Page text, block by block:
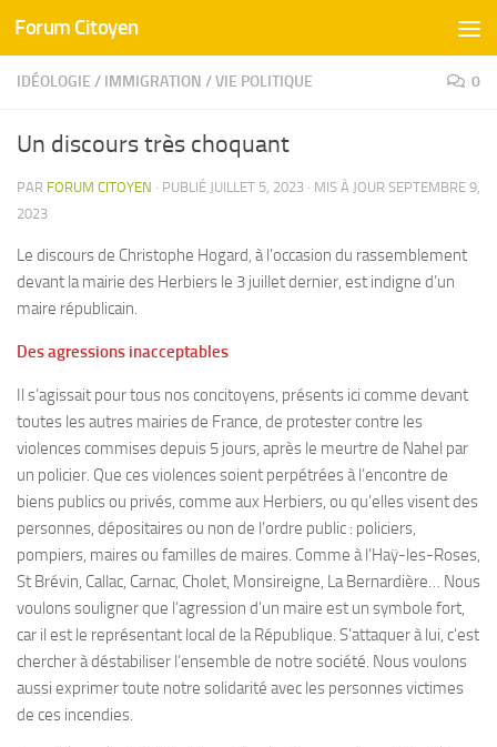
Skip to content
Forum Citoyen
IDÉOLOGIE / IMMIGRATION /VIE POLITIQUE 0
Un discours très choquant
PAR FORUM CITOYEN · PUBLIÉ JUILLET 5, 2023 · MIS À JOUR SEPTEMBRE 9,
2023
Le discours de Christophe Hogard, à l’occasion du rassemblement
devant la mairie des Herbiers le 3 juillet dernier, est indigne d’un
maire républicain.
Des agressions inacceptables
Il s’agissait pour tous nos concitoyens, présents ici comme devant
toutes les autres mairies de France, de protester contre les
violences commises depuis 5 jours, après le meurtre de Nahel par
un policier. Que ces violences soient perpétrées à l’encontre de
biens publics ou privés, comme aux Herbiers, ou qu’elles visent des
personnes, dépositaires ou non de l’ordre public : policiers,
pompiers, maires ou familles de maires. Comme à l’Haÿ-les-Roses,
St Brévin, Callac, Carnac, Cholet, Monsireigne, La Bernardière… Nous
voulons souligner que l’agression d’un maire est un symbole fort,
car il est le représentant local de la République. S’attaquer à lui, c’est
chercher à déstabiliser l’ensemble de notre société. Nous voulons
aussi exprimer toute notre solidarité avec les personnes victimes
de ces incendies.